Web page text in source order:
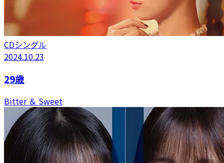
CDシングル
2024.10.23
29歳
Bitter ＆ Sweet